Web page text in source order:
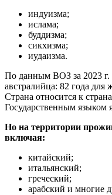
индуизма;
ислама;
буддизма;
сикхизма;
иудаизма.
По данным ВОЗ за 2023 г.
австралийца: 82 года
Страна относится к
Государственным языком
Но на территории
включая:
китайский;
итальянский;
греческий;
арабский и многие